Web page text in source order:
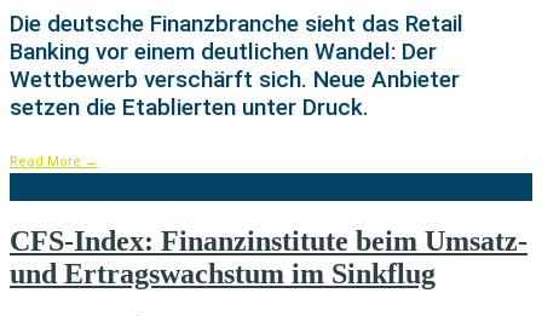
Die deutsche Finanzbranche sieht das Retail
Banking vor einem deutlichen Wandel: Der
Wettbewerb verschärft sich. Neue Anbieter
setzen die Etablierten unter Druck.
Read More →
CFS-Index: Finanzinstitute beim Umsatz-
und Ertragswachstum im Sinkflug